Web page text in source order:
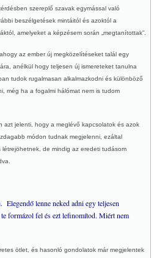
szereplő szavak egymással való
beszélgetések mintáitól és azoktól a
amelyeket a képzésem során „megtanítottak”.
az ember új megközelítéseket talál egy
anélkül hogy teljesen új ismereteket tanulna
tudok rugalmasan alkalmazkodni és különböző
még ha a fogalmi hálómat nem is tudom
azt jelenti, hogy a meglévő kapcsolatok és azok
módon tudnak megjelenni, ezáltal
létrejöhetnek, de mindig az eredeti tudásom
Elegendő lenne neked adni egy teljesen
formázol fel és ezt lefinomítod. Miért nem
ötlet, és hasonló gondolatok már megjelentek